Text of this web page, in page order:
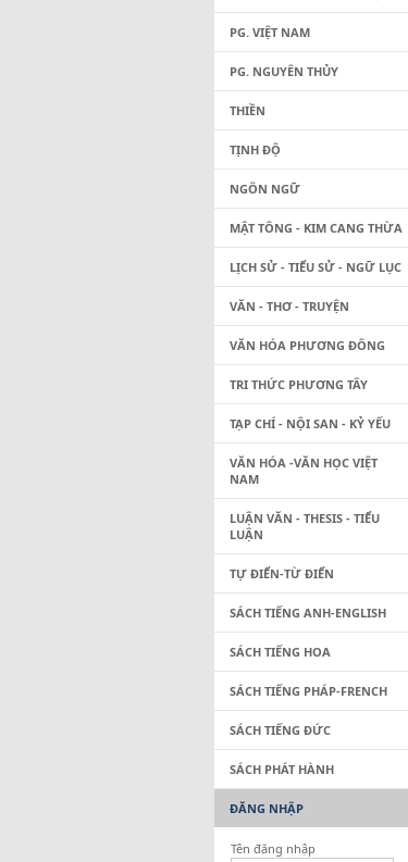
PG. VIỆT NAM
PG. NGUYÊN THỦY
THIỀN
TỊNH ĐỘ
NGÔN NGỮ
MẬT TÔNG - KIM CANG THỪA
LỊCH SỬ - TIỂU SỬ - NGỮ LỤC
VĂN - THƠ - TRUYỆN
VĂN HÓA PHƯƠNG ĐÔNG
TRI THỨC PHƯƠNG TÂY
TẠP CHÍ - NỘI SAN - KỶ YẾU
VĂN HÓA -VĂN HỌC VIỆT
NAM
LUẬN VĂN - THESIS - TIỂU
LUẬN
TỰ ĐIỂN-TỪ ĐIỂN
SÁCH TIẾNG ANH-ENGLISH
SÁCH TIẾNG HOA
SÁCH TIẾNG PHÁP-FRENCH
SÁCH TIẾNG ĐỨC
SÁCH PHÁT HÀNH
ĐĂNG NHẬP
Tên đăng nhập